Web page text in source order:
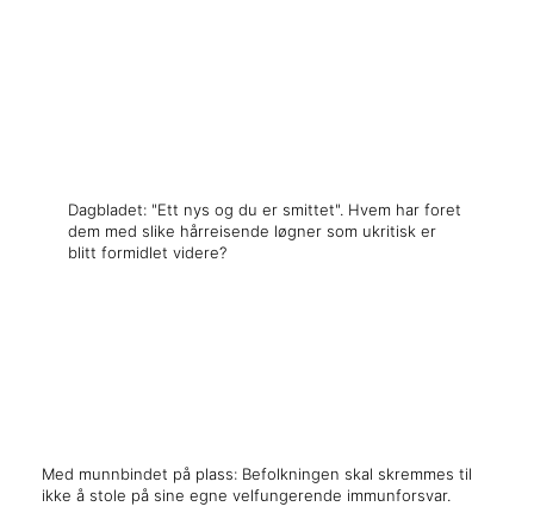
Dagbladet: "Ett nys og du er smittet". Hvem har foret
dem med slike hårreisende løgner som ukritisk er
blitt formidlet videre?
Med munnbindet på plass: Befolkningen skal skremmes til
ikke å stole på sine egne velfungerende immunforsvar.